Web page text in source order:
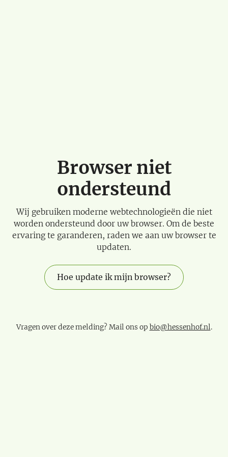
Browser niet
ondersteund
Wij gebruiken moderne webtechnologieën die niet
worden ondersteund door uw browser. Om de beste
ervaring te garanderen, raden we aan uw browser te
updaten.
Hoe update ik mijn browser?
Vragen over deze melding? Mail ons op bio@hessenhof.nl.